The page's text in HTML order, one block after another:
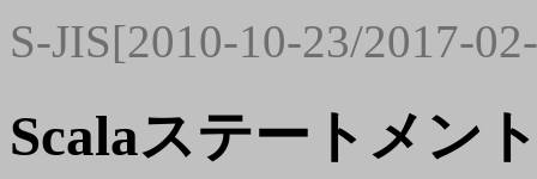
S-JIS[2010-10-23/2017-
Scalaステートメン